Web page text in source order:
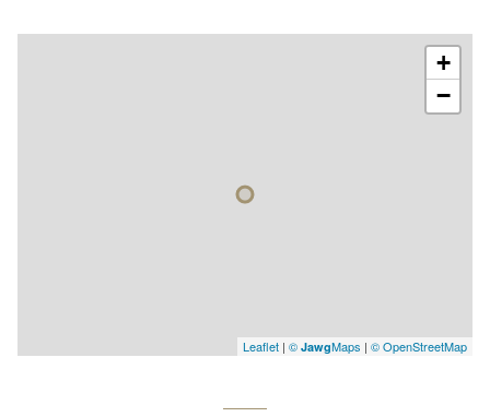
+
−
Leaflet | © JawgMaps | © OpenStreetMap